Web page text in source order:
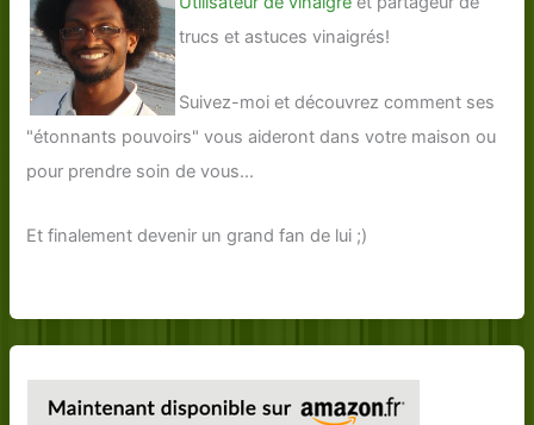
trucs et astuces vinaigrés!
Suivez-moi et découvrez comment ses
"étonnants pouvoirs" vous aideront dans votre maison ou
pour prendre soin de vous...
Et finalement devenir un grand fan de lui ;)